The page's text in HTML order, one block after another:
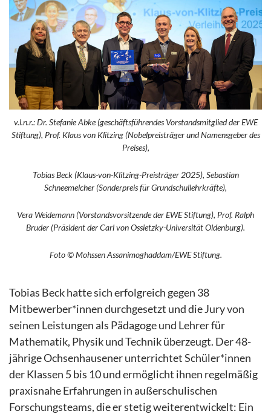
v.l.n.r.: Dr. Stefanie Abke (geschäftsführendes Vorstandsmitglied der EWE
Stiftung), Prof. Klaus von Klitzing (Nobelpreisträger und Namensgeber des
Preises),
Tobias Beck (Klaus-von-Klitzing-Preisträger 2025), Sebastian
Schneemelcher (Sonderpreis für Grundschullehrkräfte),
Vera Weidemann (Vorstandsvorsitzende der EWE Stiftung), Prof. Ralph
Bruder (Präsident der Carl von Ossietzky-Universität Oldenburg).
Foto © Mohssen Assanimoghaddam/EWE Stiftung.
Tobias Beck hatte sich erfolgreich gegen 38
Mitbewerber*innen durchgesetzt und die Jury von
seinen Leistungen als Pädagoge und Lehrer für
Mathematik, Physik und Technik überzeugt. Der 48-
jährige Ochsenhausener unterrichtet Schüler*innen
der Klassen 5 bis 10 und ermöglicht ihnen regelmäßig
praxisnahe Erfahrungen in außerschulischen
Forschungsteams, die er stetig weiterentwickelt: Ein